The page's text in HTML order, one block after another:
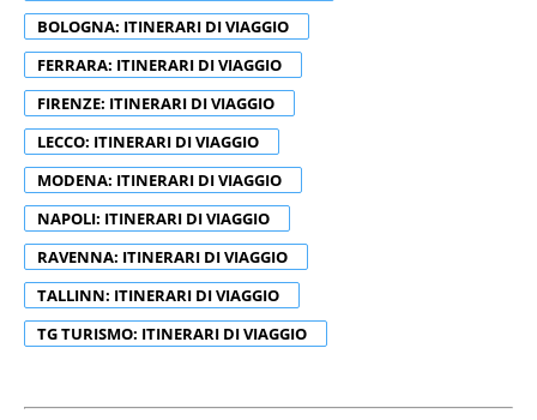
BOLOGNA: ITINERARI DI VIAGGIO
FERRARA: ITINERARI DI VIAGGIO
FIRENZE: ITINERARI DI VIAGGIO
LECCO: ITINERARI DI VIAGGIO
MODENA: ITINERARI DI VIAGGIO
NAPOLI: ITINERARI DI VIAGGIO
RAVENNA: ITINERARI DI VIAGGIO
TALLINN: ITINERARI DI VIAGGIO
TG TURISMO: ITINERARI DI VIAGGIO